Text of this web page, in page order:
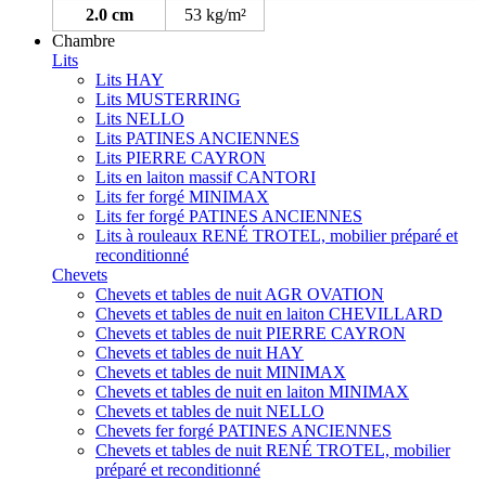
2.0 cm
53 kg/m²
Chambre
Lits
Lits HAY
Lits MUSTERRING
Lits NELLO
Lits PATINES ANCIENNES
Lits PIERRE CAYRON
Lits en laiton massif CANTORI
Lits fer forgé MINIMAX
Lits fer forgé PATINES ANCIENNES
Lits à rouleaux RENÉ TROTEL, mobilier préparé et
reconditionné
Chevets
Chevets et tables de nuit AGR OVATION
Chevets et tables de nuit en laiton CHEVILLARD
Chevets et tables de nuit PIERRE CAYRON
Chevets et tables de nuit HAY
Chevets et tables de nuit MINIMAX
Chevets et tables de nuit en laiton MINIMAX
Chevets et tables de nuit NELLO
Chevets fer forgé PATINES ANCIENNES
Chevets et tables de nuit RENÉ TROTEL, mobilier
préparé et reconditionné